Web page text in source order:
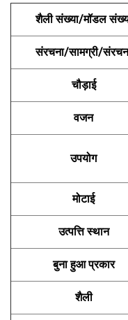
शैली संख्या/मॉडल
संरचना/सामग्री/
चौड़ाई
वजन
उपयोग
मोटाई
उत्पत्ति स्थान
बुना हुआ प्रकार
शैली